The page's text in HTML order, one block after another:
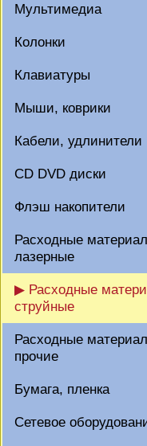
Мультимедиа
Колонки
Клавиатуры
Мыши, коврики
Кабели, удлинители
CD DVD диски
Флэш накопители
Расходные
лазерные
▶ Расходные
струйные
Расходные
прочие
Бумага, пленка
Сетевое